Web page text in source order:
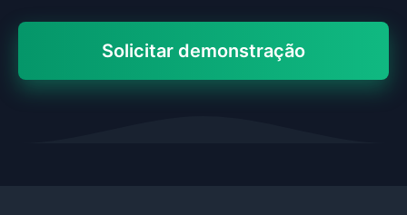
Solicitar demonstração